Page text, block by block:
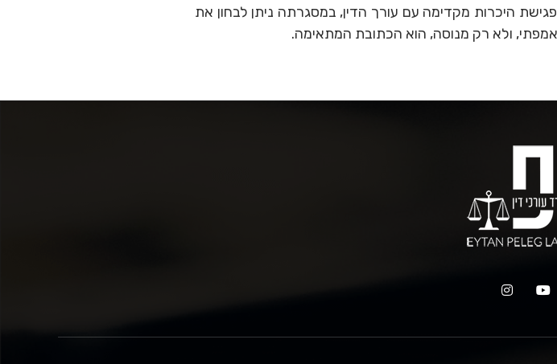
היכרות מקדימה עם עורך הדין, במסגרתה ניתן לבחון את
ולא רק מנוסה, הוא הכתובת המתאימה.